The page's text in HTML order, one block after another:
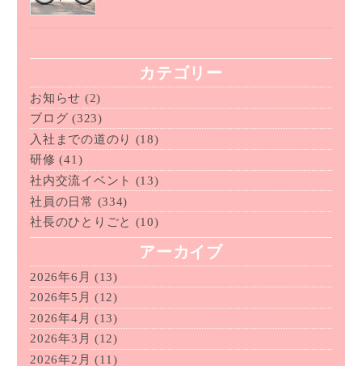
カテゴリー
お知らせ (2)
ブログ (323)
入社までの道のり (18)
研修 (41)
社内交流イベント (13)
社員の日常 (334)
社長のひとりごと (10)
アーカイブ
2026年6月 (13)
2026年5月 (12)
2026年4月 (13)
2026年3月 (12)
2026年2月 (11)